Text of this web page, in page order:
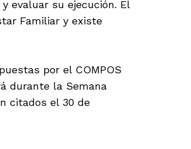
evaluar su ejecución. El
Familiar y existe
por el COMPOS
durante la Semana
citados el 30 de